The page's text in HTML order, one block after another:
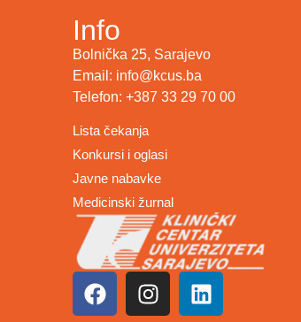
Info
Bolnička 25, Sarajevo
Email: info@kcus.ba
Telefon: +387 33 29 70 00
Lista čekanja
Konkursi i oglasi
Javne nabavke
Medicinski žurnal